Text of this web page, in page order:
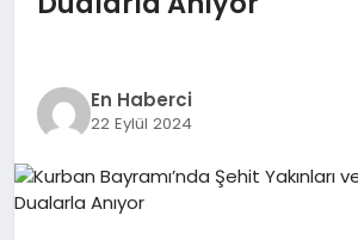
EKONOMI
EĞITIM
En Haberci
22 Eylül 2024